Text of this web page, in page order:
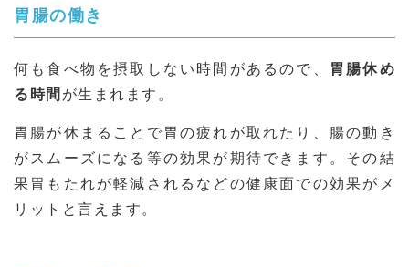
胃腸の働き
何も食べ物を摂取しない時間があるので、
胃腸休め
る時間 が生まれます。
胃腸が休まることで胃の疲れが取れたり、腸の動き
がスムーズになる等の効果が期待できます。その結
果胃もたれが軽減されるなどの健康面での効果がメ
リットと言えます。